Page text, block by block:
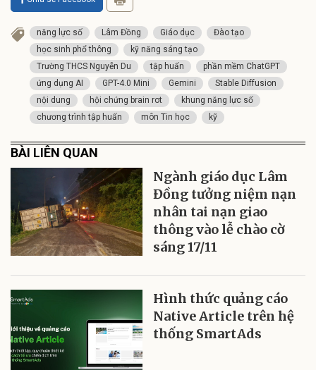
năng lực số Lâm Đồng Giáo dục
Đào tạo
học sinh phổ thông
kỹ năng sáng tạo
Trường THCS Nguyễn Du
tập huấn
phần mềm ChatGPT
ứng dụng AI
GPT-4.0 Mini Gemini
Stable Diffusion
nội dung
hội chứng brain rot
khung năng lực số
chương trình tập huấn
môn Tin học kỹ
BÀI LIÊN QUAN
Ngành giáo dục Lâm
Đồng tưởng niệm nạn
nhân tai nạn giao
thông vào lễ chào cờ
sáng 17/11
Hình thức quảng cáo
Native Article trên hệ
thống SmartAds